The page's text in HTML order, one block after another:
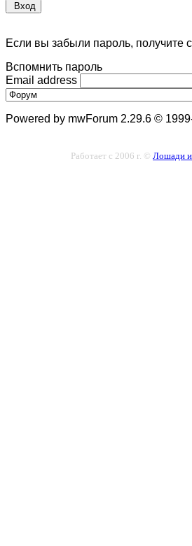
Вход
Если вы забыли пароль, получите
Вспомнить пароль
Email address
Powered by mwForum 2.29.6 ©
Работает с 2006 г. © Лошади и